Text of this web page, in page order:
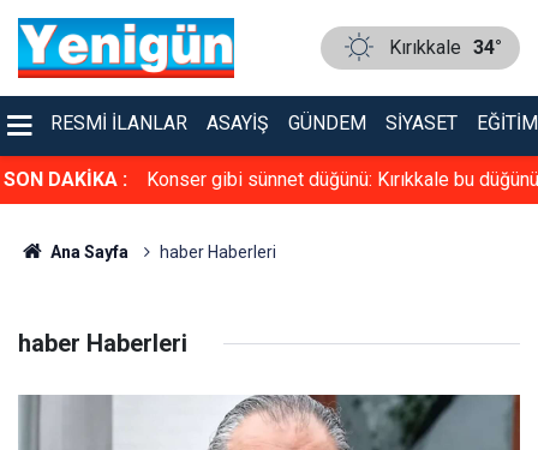
Kırıkkale 34°
RESMI İLANLAR ASAYIŞ GÜNDEM SIYASET EĞITIM
SON DAKİKA :
tazeledi! Konser gibi sünnet düğünü: Kırıkkale bu
Ana Sayfa haber Haberleri
haber Haberleri